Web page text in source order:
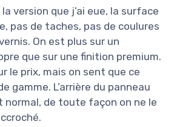
version que j’ai eue, la surface
pas de taches, pas de coulures
On est plus sur un
que sur une finition premium.
le prix, mais on sent que ce
gamme. L’arrière du panneau
normal, de toute façon on ne le